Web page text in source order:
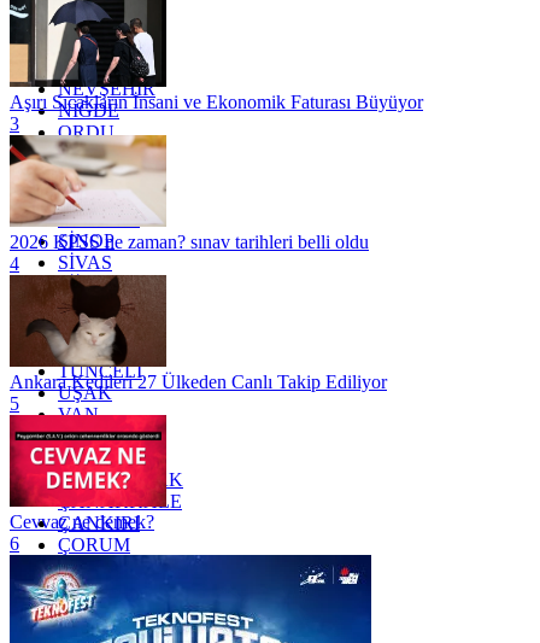
MERSİN
MUĞLA
MUŞ
NEVŞEHİR
NİĞDE
ORDU
OSMANİYE
RİZE
SAKARYA
SAMSUN
SİNOP
SİVAS
SİİRT
TEKİRDAĞ
TOKAT
TRABZON
TUNCELİ
UŞAK
VAN
YALOVA
YOZGAT
ZONGULDAK
ÇANAKKALE
ÇANKIRI
ÇORUM
İSTANBUL
İZMİR
ŞANLIURFA
ŞIRNAK
Aşırı Sıcakların İnsani ve Ekonomik Faturası Büyüyor
3
2026 KPSS ne zaman? sınav tarihleri belli oldu
4
Ankara Kedileri 27 Ülkeden Canlı Takip Ediliyor
5
Cevvaz ne demek?
6